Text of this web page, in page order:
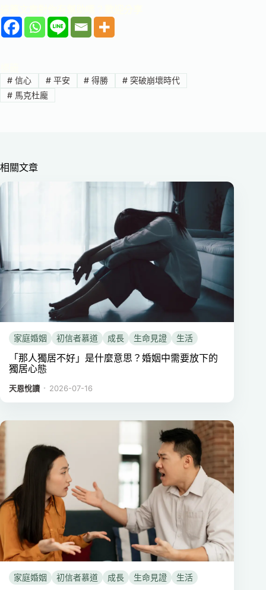
#信心 #平安 # 得勝 # 突破崩壞時代
#馬克杜龐
相關文章
家庭婚姻 初信者慕道 成長 生命見證 生活
「那人獨居不好」是什麼意思？婚姻中需要放下的
獨居心態
天恩悅讀 ． 2026-07-16
家庭婚姻 初信者慕道 成長 生命見證 生活